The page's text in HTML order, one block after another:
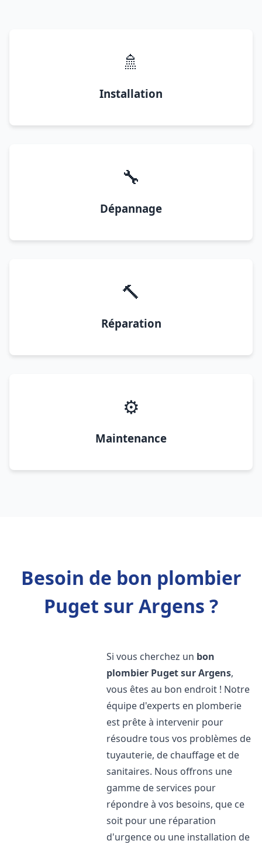
🚿
Installation
🔧
Dépannage
🔨
Réparation
⚙️
Maintenance
Besoin de bon plombier
Puget sur Argens ?
Si vous cherchez un bon
plombier Puget sur Argens,
vous êtes au bon endroit ! Notre
équipe d'experts en plomberie
est prête à intervenir pour
résoudre tous vos problèmes de
tuyauterie, de chauffage et de
sanitaires. Nous offrons une
gamme de services pour
répondre à vos besoins, que ce
soit pour une réparation
d'urgence ou une installation de